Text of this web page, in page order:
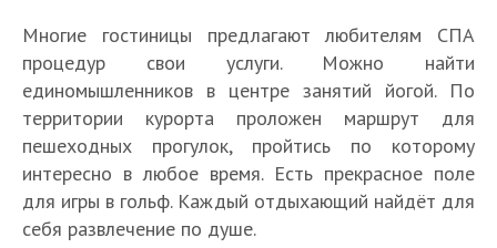
Многие гостиницы предлагают любителям СПА
процедур свои услуги. Можно найти
единомышленников в центре занятий йогой. По
территории курорта проложен маршрут для
пешеходных прогулок, пройтись по которому
интересно в любое время. Есть прекрасное поле
для игры в гольф. Каждый отдыхающий найдёт для
себя развлечение по душе.